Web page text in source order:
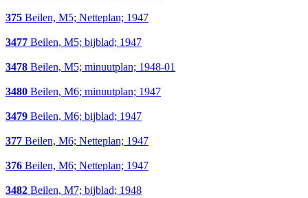
375 Beilen, M5; Netteplan; 1947
3477 Beilen, M5; bijblad; 1947
3478 Beilen, M5; minuutplan; 1948-01
3480 Beilen, M6; minuutplan; 1947
3479 Beilen, M6; bijblad; 1947
377 Beilen, M6; Netteplan; 1947
376 Beilen, M6; Netteplan; 1947
3482 Beilen, M7; bijblad; 1948